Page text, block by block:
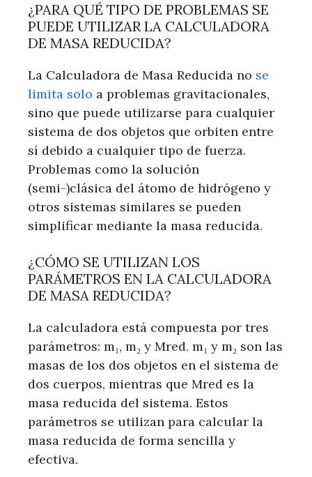
¿PARA QUÉ TIPO DE PROBLEMAS SE
PUEDE UTILIZAR LA CALCULADORA
DE MASA REDUCIDA?
La Calculadora de Masa Reducida no se
limita solo a problemas gravitacionales,
sino que puede utilizarse para cualquier
sistema de dos objetos que orbiten entre
sí debido a cualquier tipo de fuerza.
Problemas como la solución
(semi-)clásica del átomo de hidrógeno y
otros sistemas similares se pueden
simplificar mediante la masa reducida.
¿CÓMO SE UTILIZAN LOS
PARÁMETROS EN LA CALCULADORA
DE MASA REDUCIDA?
La calculadora está compuesta por tres
parámetros: m₁, m₂ y Mred. m₁ y m₂ son las
masas de los dos objetos en el sistema de
dos cuerpos, mientras que Mred es la
masa reducida del sistema. Estos
parámetros se utilizan para calcular la
masa reducida de forma sencilla y
efectiva.